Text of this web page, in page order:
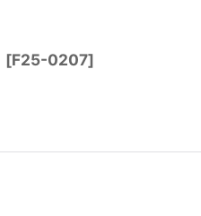
[F25-0207]